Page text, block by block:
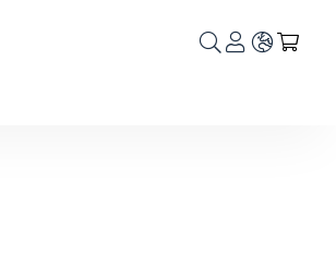
Sprache